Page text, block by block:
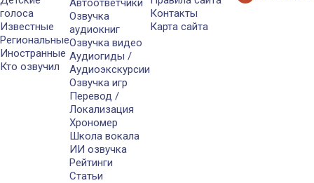
голоса
Известные
Региональные
Иностранные
Кто озвучил
Автоответчики
Озвучка
аудиокниг
Озвучка видео
Аудиогиды /
Аудиоэкскурсии
Озвучка игр
Перевод /
Локализация
Хрономер
Школа вокала
ИИ озвучка
Рейтинги
Статьи
Контакты
Карта сайта